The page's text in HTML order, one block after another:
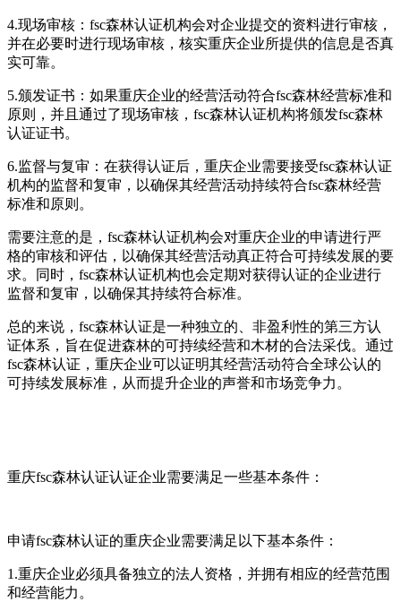
4.现场审核：fsc森林认证机构会对企业提交的资料进行审核，
并在必要时进行现场审核，核实重庆企业所提供的信息是否真
实可靠。
5.颁发证书：如果重庆企业的经营活动符合fsc森林经营标准和
原则，并且通过了现场审核，fsc森林认证机构将颁发fsc森林
认证证书。
6.监督与复审：在获得认证后，重庆企业需要接受fsc森林认证
机构的监督和复审，以确保其经营活动持续符合fsc森林经营
标准和原则。
需要注意的是，fsc森林认证机构会对重庆企业的申请进行严
格的审核和评估，以确保其经营活动真正符合可持续发展的要
求。同时，fsc森林认证机构也会定期对获得认证的企业进行
监督和复审，以确保其持续符合标准。
总的来说，fsc森林认证是一种独立的、非盈利性的第三方认
证体系，旨在促进森林的可持续经营和木材的合法采伐。通过
fsc森林认证，重庆企业可以证明其经营活动符合全球公认的
可持续发展标准，从而提升企业的声誉和市场竞争力。
重庆fsc森林认证认证企业需要满足一些基本条件：
申请fsc森林认证的重庆企业需要满足以下基本条件：
1.重庆企业必须具备独立的法人资格，并拥有相应的经营范围
和经营能力。